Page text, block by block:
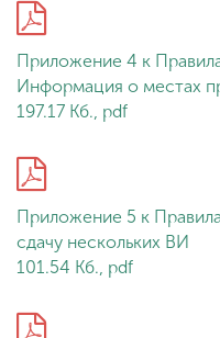
Приложение 4 к
Информация о местах
197.17 Кб., pdf
Приложение 5 к
сдачу нескольких ВИ
101.54 Кб., pdf